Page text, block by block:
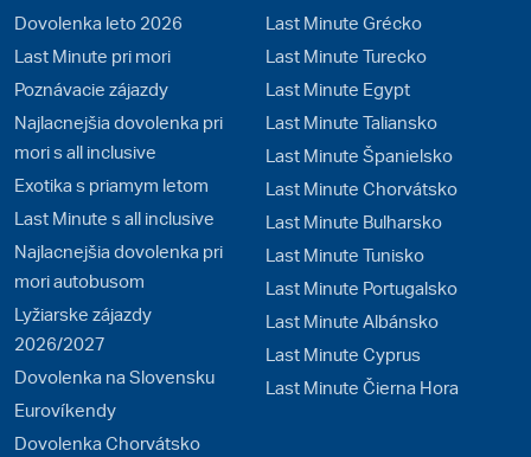
Dovolenka leto 2026
Last Minute pri mori
Poznávacie zájazdy
Najlacnejšia dovolenka pri
mori s all inclusive
Exotika s priamym letom
Last Minute s all inclusive
Najlacnejšia dovolenka pri
mori autobusom
Lyžiarske zájazdy
2026/2027
Dovolenka na Slovensku
Eurovíkendy
Dovolenka Chorvátsko
Last Minute Grécko
Last Minute Turecko
Last Minute Egypt
Last Minute Taliansko
Last Minute Španielsko
Last Minute Chorvátsko
Last Minute Bulharsko
Last Minute Tunisko
Last Minute Portugalsko
Last Minute Albánsko
Last Minute Cyprus
Last Minute Čierna Hora